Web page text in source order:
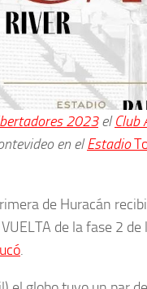
2023elClub
en elEstadio
de Huracán
de la fase 2 de
.